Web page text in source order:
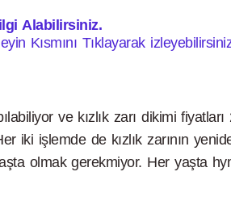
Alabilirsiniz.
Kısmını Tıklayarak
ve kızlık zarı dikimi
iki işlemde de kızlık zarının
olmak gerekmiyor. Her yaşta